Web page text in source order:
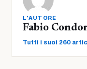
L'AUTORE
Fabio
Tutti i suoi 260